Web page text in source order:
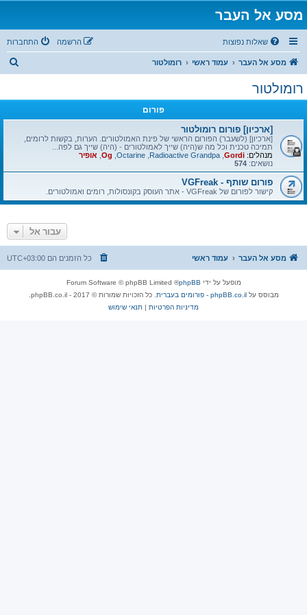
מסע אל העבר
שאלות נפוצות התחברות הרשמה
מסע אל העבר עמוד ראשי רומולטור
רומולטור
פורום
[ארכיון] פורום רומולטור
[ארכיון] (לשעבר) הפורום הראשי של פינת האמולטורים. הערות, בקשות לרומים,
תמיכה טכנית וכל מה ש(היה) שייך לאמולטורים - (היה) שייך גם לפה...
מנהלים: Gordi
Radioactive Grandpa
Octarine
Og אופיר
נושאים: 574
פורום שותף - VGFreak
קישור לפורום של VGFreak - אתר העוסק בקונסולות, רומים ואמולטורים.
עבור אל
מסע אל העבר עמוד ראשי כל הזמנים הם UTC+03:00
מופעל על ידי phpBB
® Forum Software © phpBB Limited
מבוסס עלphpBB.co.il - פורומים בעברית
. כל הזכויות שמורות © 2017 - phpBB.co.il.
מדיניות הפרטיות | תנאי שימוש